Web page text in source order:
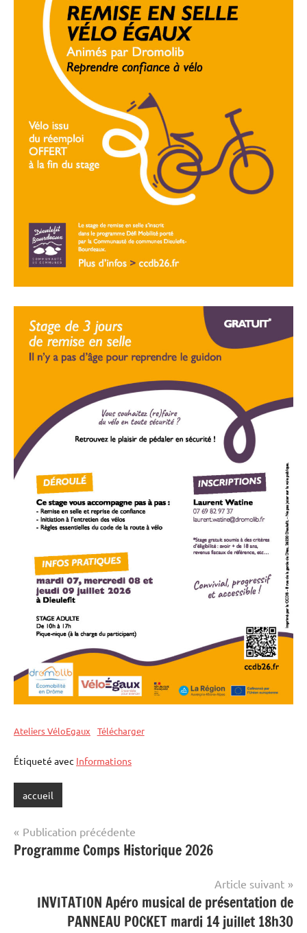
Ateliers VéloEgaux Télécharger
Étiqueté avec Informations
accueil
Navigation
de
Publication précédente
Programme Comps Historique 2026
Article suivant
INVITATION Apéro musical de présentation de
PANNEAU POCKET mardi 14 juillet 18h30